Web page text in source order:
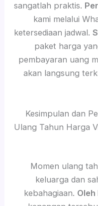
sangatlah praktis.
kami melalui
ketersediaan jadwal.
paket harga
pembayaran uang
akan langsung
Kesimpulan dan
Ulang Tahun Harga
Momen ulang
keluarga dan
kebahagiaan.